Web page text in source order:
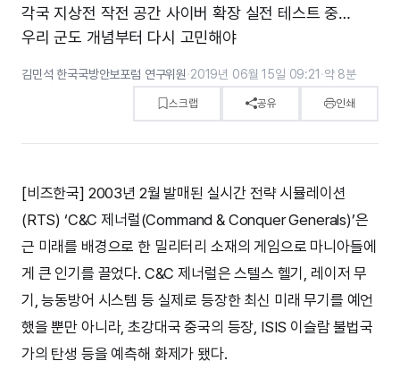
각국 지상전 작전 공간 사이버 확장 실전 테스트 중…
우리 군도 개념부터 다시 고민해야
김민석 한국국방안보포럼 연구위원·2019년 06월 15일 09:21 ·약 8분
스크랩 공유 인쇄
[비즈한국] 2003년 2월 발매된 실시간 전략 시뮬레이션
(RTS) ‘C&C 제너럴(Command & Conquer Generals)’은
근 미래를 배경으로 한 밀리터리 소재의 게임으로 마니아들에
게 큰 인기를 끌었다. C&C 제너럴은 스텔스 헬기, 레이저 무
기, 능동방어 시스템 등 실제로 등장한 최신 미래 무기를 예언
했을 뿐만 아니라, 초강대국 중국의 등장, ISIS 이슬람 불법국
가의 탄생 등을 예측해 화제가 됐다.